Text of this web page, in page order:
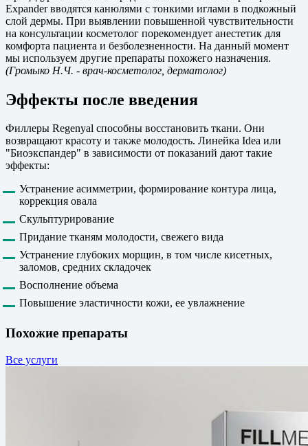
Expander вводятся канюлями с тонкими иглами в подкожный
слой дермы. При выявлении повышенной чувствительности
на консультации косметолог порекомендует анестетик для
комфорта пациента и безболезненности. На данный момент
мы используем другие препараты похожего назначения.
(Громыко Н.Ч. - врач-косметолог, дерматолог)
Эффекты после введения
Филлеры Regenyal способны восстановить ткани. Они
возвращают красоту и также молодость. Линейка Idea или
"Биоэкспандер" в зависимости от показаний дают такие
эффекты:
Устранение асимметрии, формирование контура лица,
коррекция овала
Скульптурирование
Придание тканям молодости, свежего вида
Устранение глубоких морщин, в том числе кисетных,
заломов, средних складочек
Восполнение объема
Повышение эластичности кожи, ее увлажнение
Похожие препараты
Все услуги